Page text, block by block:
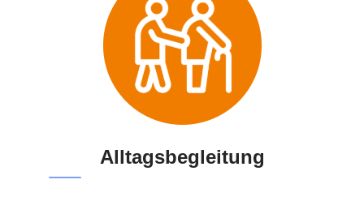
Alltagsbegleitung